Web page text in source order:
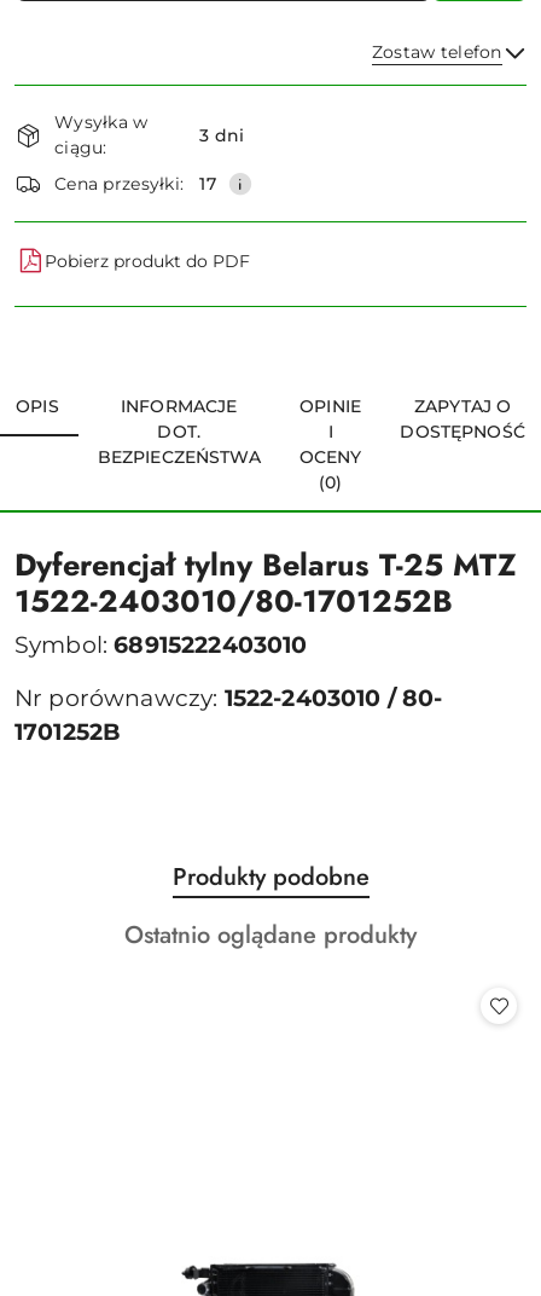
Zostaw telefon
i
dostawa
Wysyłka w
ciągu:
3 dni
Cena przesyłki: 17
Pobierz produkt do PDF
OPIS
INFORMACJE
DOT.
BEZPIECZEŃSTWA
OPINIE
I
OCENY
(0)
ZAPYTAJ O
DOSTĘPNOŚĆ
Dyferencjał tylny Belarus T-25 MTZ
1522-2403010/80-1701252B
Symbol:68915222403010
Nr porównawczy: 1522-2403010 / 80-
1701252B
Pomiń karuzelę produktów
Produkty
o
statusie:
Produkty podobne
Produkty
Ostatnio oglądane produkty